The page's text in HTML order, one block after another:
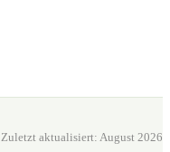
Zuletzt aktualisiert: August 2026